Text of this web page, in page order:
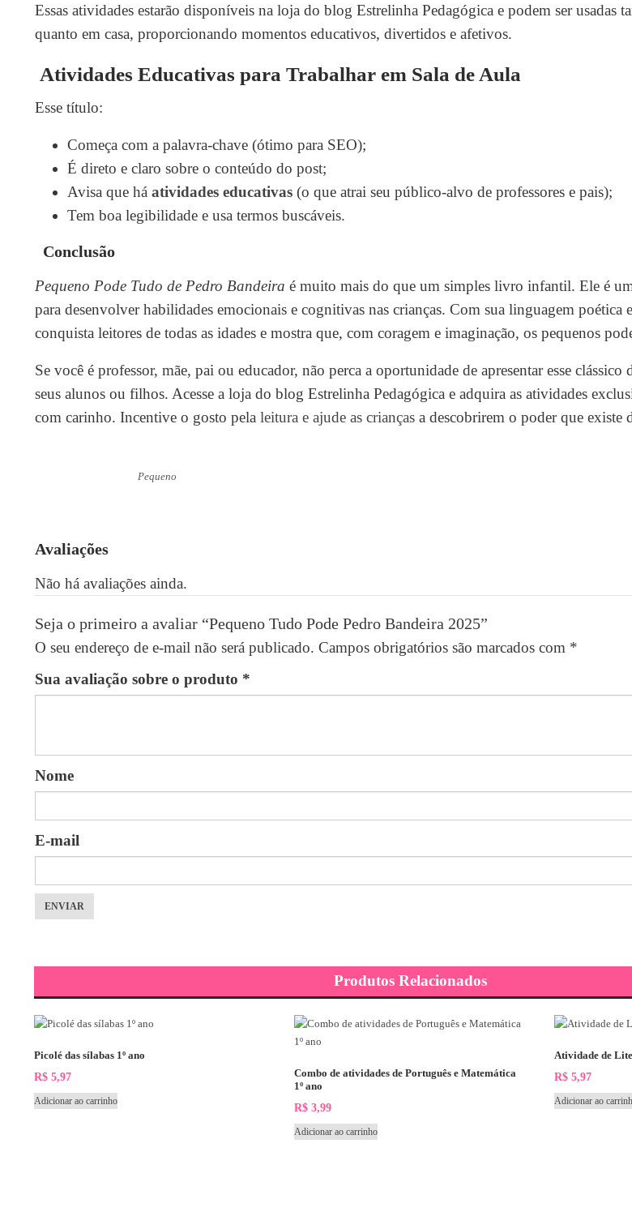
Essas atividades estarão disponíveis na loja do blog Estrelinha Pedagógica e podem ser usadas
quanto em casa, proporcionando momentos educativos, divertidos e afetivos.
Atividades Educativas para Trabalhar em Sala de Aula
Esse título:
Começa com a palavra-chave (ótimo para SEO);
É direto e claro sobre o conteúdo do post;
Avisa que há atividades educativas (o que atrai seu público-alvo de professores e pais);
Tem boa legibilidade e usa termos buscáveis.
Conclusão
Pequeno Pode Tudo de Pedro Bandeira é muito mais do que um simples livro infantil. Ele é
para desenvolver habilidades emocionais e cognitivas nas crianças. Com sua linguagem poética
conquista leitores de todas as idades e mostra que, com coragem e imaginação, os pequenos
Se você é professor, mãe, pai ou educador, não perca a oportunidade de apresentar esse
seus alunos ou filhos. Acesse a loja do blog Estrelinha Pedagógica e adquira as atividades
com carinho. Incentive o gosto pela leitura e ajude as crianças a descobrirem o poder que existe
Pequeno
Avaliações
Não há avaliações ainda.
Seja o primeiro a avaliar “Pequeno Tudo Pode Pedro Bandeira 2025”
O seu endereço de e-mail não será publicado. Campos obrigatórios são marcados com *
Sua avaliação sobre o produto *
Nome
E-mail
Produtos Relacionados
Picolé das sílabas 1º ano
R$ 5,97
Adicionar ao carrinho
Combo de atividades de Português e Matemática
1º ano
R$ 3,99
Adicionar ao carrinho
Atividade de
R$ 5,97
Adicionar ao